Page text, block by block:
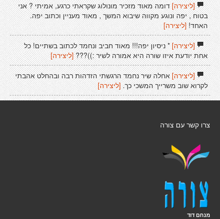
[ליצירה]דומה מאוד מזכיר מונולוג שקראתי כרגע, אמיתי ? אני
בטוח , יפה ונוגע מקווה שיבוא המשך , מאוד מעניין וכתוב יפה.
האחד! [ליצירה]
[ליצירה]* ניסיון יפה!!! מאוד חביב ונחמד לכתוב בשתיים! כל
אחת יודעת איזו שורה היא אמורה לשיר :))??? [ליצירה]
[ליצירה]אחלה שיר נחמד הרגשתי הזדהות רבה ובהחלט אהבתי
לקרוא שוב משרייך המשכי כך. [ליצירה]
צרו קשר עם צורה
מנחם דוד